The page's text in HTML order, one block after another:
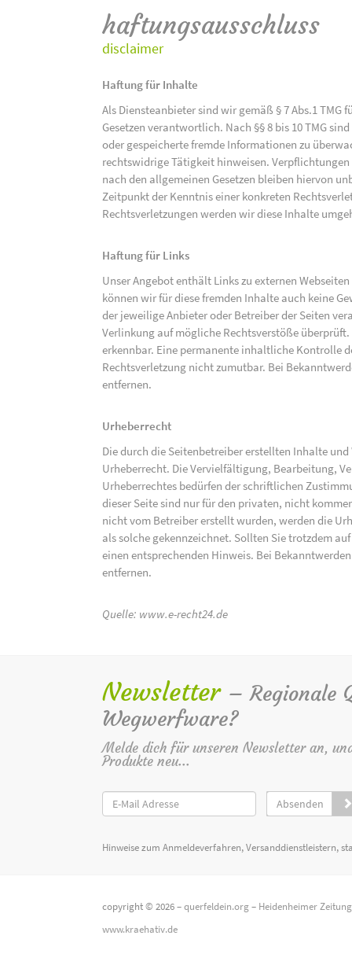
haftungsausschluss
disclaimer
Haftung für Inhalte
Als Diensteanbieter sind wir gemäß § 7 Abs.1
Gesetzen verantwortlich. Nach §§ 8 bis 10 TMG
oder gespeicherte fremde Informationen zu
rechtswidrige Tätigkeit hinweisen.
nach den allgemeinen Gesetzen bleiben hiervon
Zeitpunkt der Kenntnis einer konkreten
Rechtsverletzungen werden wir diese Inhalte
Haftung für Links
Unser Angebot enthält Links zu externen
können wir für diese fremden Inhalte auch keine
der jeweilige Anbieter oder Betreiber der Seiten
Verlinkung auf mögliche Rechtsverstöße
erkennbar. Eine permanente inhaltliche Kontrolle
Rechtsverletzung nicht zumutbar. Bei
entfernen.
Urheberrecht
Die durch die Seitenbetreiber erstellten Inhalte
Urheberrecht. Die Vervielfältigung, Bearbeitung,
Urheberrechtes bedürfen der schriftlichen
dieser Seite sind nur für den privaten, nicht
nicht vom Betreiber erstellt wurden, werden die
als solche gekennzeichnet. Sollten Sie trotzdem
einen entsprechenden Hinweis. Bei
entfernen.
Quelle: www.e-recht24.de
Newsletter – Regionale
Wegwerfware?
Melde dich für unseren Newsletter an,
Produkte neu...
Absenden
Hinweise zum Anmeldeverfahren, Versanddienstleistern,
copyright © 2026 –querfeldein.org– Heidenheimer
www.kraehativ.de